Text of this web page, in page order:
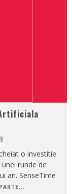
o investitie
runde de
an. SenseTime